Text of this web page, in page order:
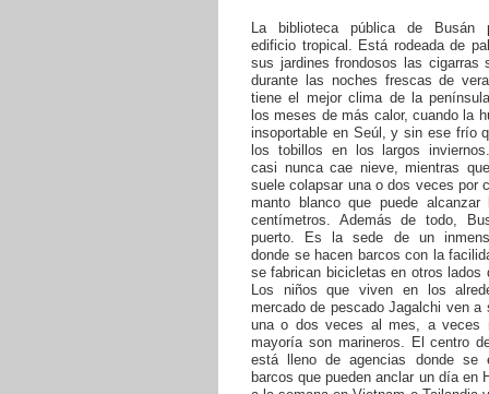
La biblioteca pública de Busán
edificio tropical. Está rodeada de
sus jardines frondosos las cigarras
durante las noches frescas de
tiene el mejor clima de la
los meses de más calor, cuando la
insoportable en Seúl, y sin ese frío
los tobillos en los largos
casi nunca cae nieve, mientras
suele colapsar una o dos veces por
manto blanco que puede alcanzar
centímetros. Además de todo,
puerto. Es la sede de un
donde se hacen barcos con la
se fabrican bicicletas en otros lados
Los niños que viven en los
mercado de pescado Jagalchi ven a
una o dos veces al mes, a veces
mayoría son marineros. El centro
está lleno de agencias donde se
barcos que pueden anclar un día en